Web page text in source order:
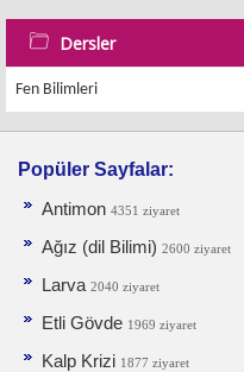
Dersler
Fen Bilimleri
Popüler Sayfalar:
Antimon 4351 ziyaret
Ağız (dil Bilimi) 2600 ziyaret
Larva 2040 ziyaret
Etli Gövde 1969 ziyaret
Kalp Krizi 1877 ziyaret